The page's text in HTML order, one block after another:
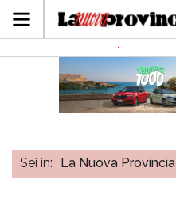
Sei in: La Nuova Provincia